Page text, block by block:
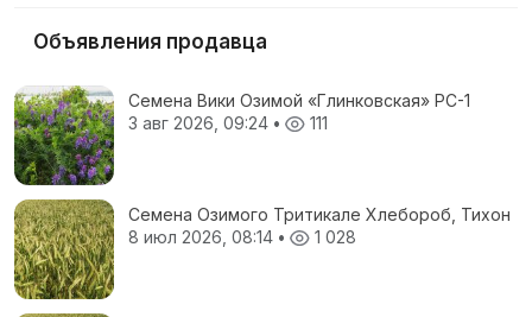
Объявления продавца
Семена Вики Озимой «Глинковская» РС-1
3 авг 2026, 09:24 • 111
Семена Озимого Тритикале Хлебороб, Тихон
8 июл 2026, 08:14 • 1 028